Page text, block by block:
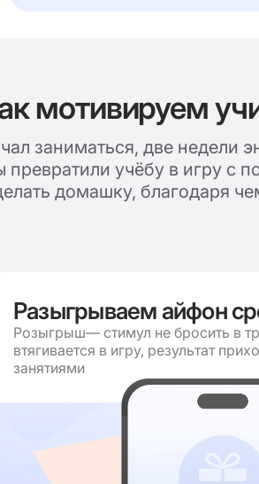
мотивируем
заниматься, две недели
превратили учёбу в игру с
домашку, благодаря
Разыгрываем айфон
Розыгрыш— стимул не бросить в
втягивается в игру, результат
занятиями